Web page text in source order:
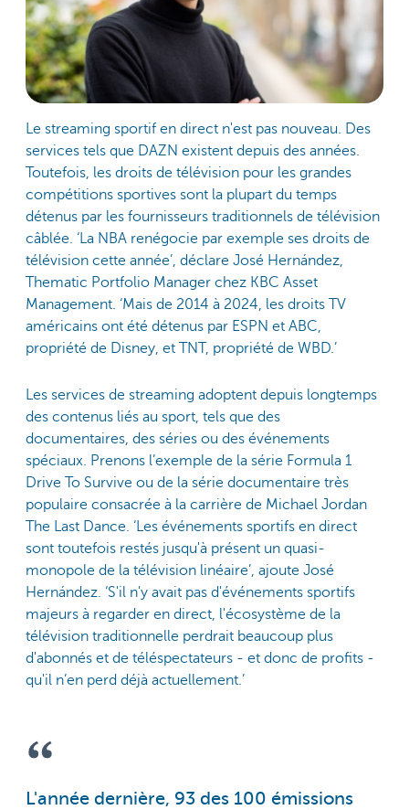
Le streaming sportif en direct n'est pas nouveau. Des
services tels que DAZN existent depuis des années.
Toutefois, les droits de télévision pour les grandes
compétitions sportives sont la plupart du temps
détenus par les fournisseurs traditionnels de télévision
câblée. ‘La NBA renégocie par exemple ses droits de
télévision cette année’, déclare José Hernández,
Thematic Portfolio Manager chez KBC Asset
Management. ‘Mais de 2014 à 2024, les droits TV
américains ont été détenus par ESPN et ABC,
propriété de Disney, et TNT, propriété de WBD.’
Les services de streaming adoptent depuis longtemps
des contenus liés au sport, tels que des
documentaires, des séries ou des événements
spéciaux. Prenons l’exemple de la série Formula 1
Drive To Survive ou de la série documentaire très
populaire consacrée à la carrière de Michael Jordan
The Last Dance. ‘Les événements sportifs en direct
sont toutefois restés jusqu'à présent un quasi-
monopole de la télévision linéaire’, ajoute José
Hernández. ‘S'il n'y avait pas d'événements sportifs
majeurs à regarder en direct, l'écosystème de la
télévision traditionnelle perdrait beaucoup plus
d'abonnés et de téléspectateurs - et donc de profits -
qu'il n’en perd déjà actuellement.’
L'année dernière, 93 des 100 émissions